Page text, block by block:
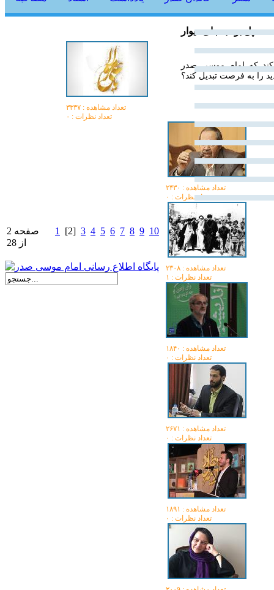
پل بود به‌جای دیوار
که امام موسی صدر
را به فرصت تبدیل کند؟
تعداد مشاهده :‌ ۳۳۳۷
تعداد نظرات : ۰
تعداد مشاهده :‌ ۲۴۳۰
تعداد نظرات : ۰
تعداد مشاهده :‌ ۲۳۰۸
تعداد نظرات : ۱
تعداد مشاهده :‌ ۱۸۴۰
تعداد نظرات : ۰
تعداد مشاهده :‌ ۲۶۷۱
تعداد نظرات : ۰
تعداد مشاهده :‌ ۱۸۹۱
تعداد نظرات : ۰
صفحه 2
از 28
1 [2] 3 4 5 6 7 8 9 10